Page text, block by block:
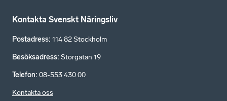
Kontakta Svenskt Näringsliv
Postadress: 114 82 Stockholm
Besöksadress: Storgatan 19
Telefon: 08-553 430 00
Kontakta oss